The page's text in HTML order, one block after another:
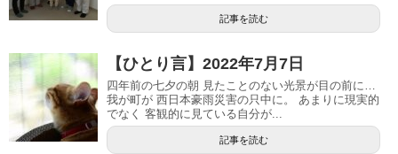
記事を読む
【ひとり言】2022年7月7日
四年前の七夕の朝 見たことのない光景が目の前に…
我が町が 西日本豪雨災害の只中に。 あまりに現実的
でなく 客観的に見ている自分が...
記事を読む